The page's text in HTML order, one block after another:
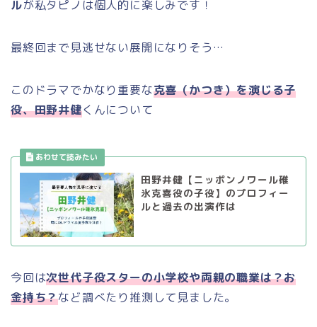
ルが私タピノは個人的に楽しみです！
最終回まで見逃せない展開になりそう…
このドラマでかなり重要な克喜（かつき）を演じる子
役、田野井健くんについて
田野井健【ニッポンノワール碓
氷克喜役の子役】のプロフィー
ルと過去の出演作は
今回は次世代子役スターの小学校や両親の職業は？お
金持ち？など調べたり推測して見ました。